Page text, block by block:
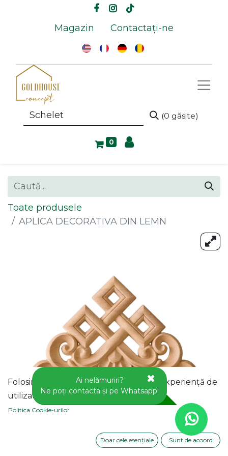
Magazin Contactați-ne
(0 găsite)
0
Toate produsele
APLICA DECORATIVA DIN LEMN
Folosim cookie-uri pentru a vă oferi o experiență de
utilizator mai bună pe acest site web.
Politica Cookie-urilor
Doar cele esențiale Sunt de acoord
Ai nelămuriri?
Ne poți contacta și pe Whatsapp!